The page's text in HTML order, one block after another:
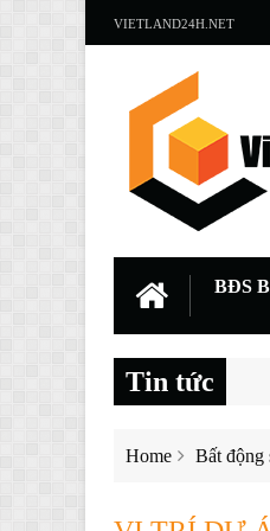
VIETLAND24H.NET
BĐS
Tin tức
Home Bất động